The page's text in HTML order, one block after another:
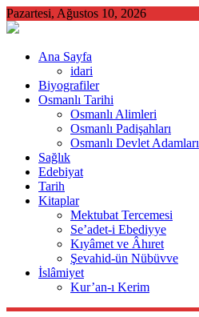
Skip
to
Pazartesi, Ağustos 10, 2026
Ana Sayfa
idari
Biyografiler
Osmanlı Tarihi
Osmanlı Alimleri
Osmanlı Padişahları
Osmanlı Devlet Adamları
Sağlık
Edebiyat
Tarih
Kitaplar
Mektubat Tercemesi
Se’adet-i Ebediyye
Kıyâmet ve Âhıret
Şevahid-ün Nübüvve
İslâmiyet
Kur’an-ı Kerim